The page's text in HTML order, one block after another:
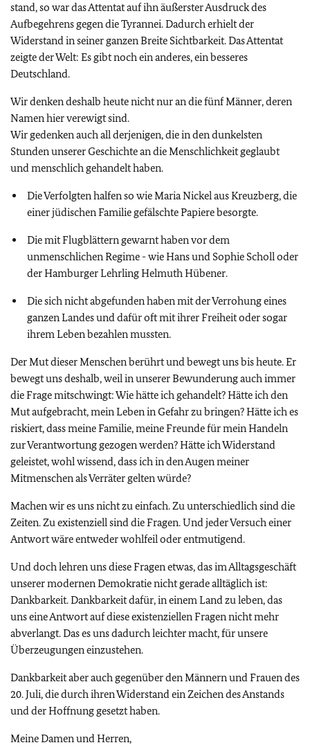
stand, so war das Attentat auf ihn äußerster Ausdruck des
Aufbegehrens gegen die Tyrannei. Dadurch erhielt der
Widerstand in seiner ganzen Breite Sichtbarkeit. Das Attentat
zeigte der Welt: Es gibt noch ein anderes, ein besseres
Deutschland.
Wir denken deshalb heute nicht nur an die fünf Männer, deren
Namen hier verewigt sind.
Wir gedenken auch all derjenigen, die in den dunkelsten
Stunden unserer Geschichte an die Menschlichkeit geglaubt
und menschlich gehandelt haben.
Die Verfolgten halfen so wie Maria Nickel aus Kreuzberg, die
einer jüdischen Familie gefälschte Papiere besorgte.
Die mit Flugblättern gewarnt haben vor dem
unmenschlichen Regime - wie Hans und Sophie Scholl oder
der Hamburger Lehrling Helmuth Hübener.
Die sich nicht abgefunden haben mit der Verrohung eines
ganzen Landes und dafür oft mit ihrer Freiheit oder sogar
ihrem Leben bezahlen mussten.
Der Mut dieser Menschen berührt und bewegt uns bis heute. Er
bewegt uns deshalb, weil in unserer Bewunderung auch immer
die Frage mitschwingt: Wie hätte ich gehandelt? Hätte ich den
Mut aufgebracht, mein Leben in Gefahr zu bringen? Hätte ich es
riskiert, dass meine Familie, meine Freunde für mein Handeln
zur Verantwortung gezogen werden? Hätte ich Widerstand
geleistet, wohl wissend, dass ich in den Augen meiner
Mitmenschen als Verräter gelten würde?
Machen wir es uns nicht zu einfach. Zu unterschiedlich sind die
Zeiten. Zu existenziell sind die Fragen. Und jeder Versuch einer
Antwort wäre entweder wohlfeil oder entmutigend.
Und doch lehren uns diese Fragen etwas, das im Alltagsgeschäft
unserer modernen Demokratie nicht gerade alltäglich ist:
Dankbarkeit. Dankbarkeit dafür, in einem Land zu leben, das
uns eine Antwort auf diese existenziellen Fragen nicht mehr
abverlangt. Das es uns dadurch leichter macht, für unsere
Überzeugungen einzustehen.
Dankbarkeit aber auch gegenüber den Männern und Frauen des
20. Juli, die durch ihren Widerstand ein Zeichen des Anstands
und der Hoffnung gesetzt haben.
Meine Damen und Herren,